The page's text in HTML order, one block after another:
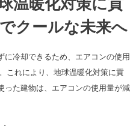
温暖化対策に貢
クールな未来へ
冷却できるため、エアコンの使用
これにより、地球温暖化対策に貢
た建物は、エアコンの使用量が減